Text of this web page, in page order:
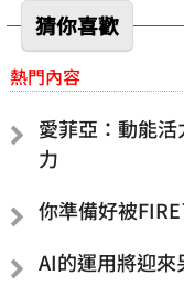
猜你喜歡
熱門內容
愛菲亞：動能
力
你準備好被
AI的運用將迎來